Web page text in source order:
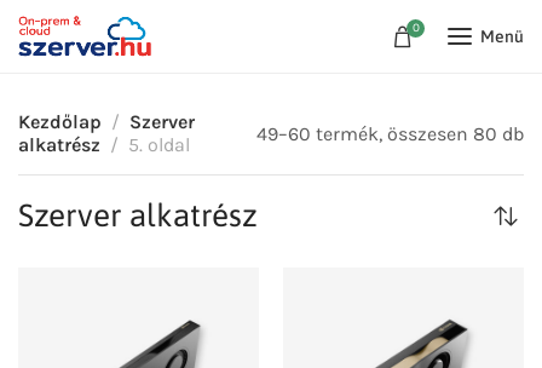
0 Menü
Kezdőlap
Szerver
alkatrész
5. oldal 49–60 termék, összesen 80 db
Szerver alkatrész